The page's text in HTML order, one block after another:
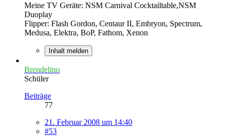
Meine TV Geräte: NSM Carnival Cocktailtable,NSM
Duoplay
Flipper: Flash Gordon, Centaur II, Embryon, Spectrum,
Medusa, Elektra, BoP, Fathom, Xenon
Inhalt melden
Brendelino
Schüler
Beiträge
77
21. Februar 2008 um 14:40
#53